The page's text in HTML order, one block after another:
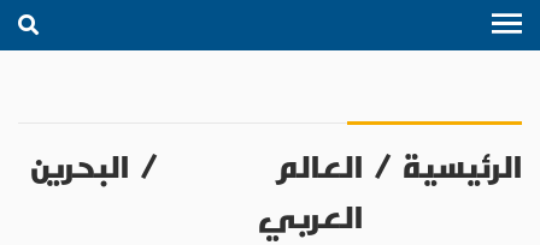
الرئيسية / العالم
العربي
/ البحرين